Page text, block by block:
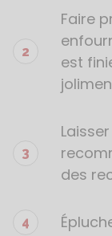
Faire
est
des